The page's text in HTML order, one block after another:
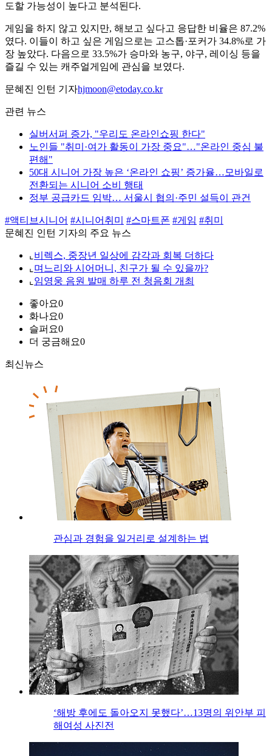
도할 가능성이 높다고 분석된다.
게임을 하지 않고 있지만, 해보고 싶다고 응답한 비율은 87.2%
였다. 이들이 하고 싶은 게임으로는 고스톱·포커가 34.8%로 가
장 높았다. 다음으로 33.5%가 승마와 농구, 야구, 레이싱 등을
즐길 수 있는 캐주얼게임에 관심을 보였다.
문혜진 인턴 기자hjmoon@etoday.co.kr
관련 뉴스
실버서퍼 증가, "우리도 온라인쇼핑 한다"
노인들 "취미·여가 활동이 가장 중요"…"온라인 중심 불
편해"
50대 시니어 가장 높은 ‘온라인 쇼핑’ 증가율…모바일로
전환되는 시니어 소비 행태
정부 공급카드 임박… 서울시 협의·주민 설득이 관건
#액티브시니어 #시니어취미 #스마트폰 #게임 #취미
문혜진 인턴 기자의 주요 뉴스
⌞ 비렉스, 중장년 일상에 감각과 회복 더하다
⌞ 며느리와 시어머니, 친구가 될 수 있을까?
⌞ 임영웅 음원 발매 하루 전 청음회 개최
좋아요0
화나요0
슬퍼요0
더 궁금해요0
최신뉴스
관심과 경험을 일거리로 설계하는 법
‘해방 후에도 돌아오지 못했다’…13명의 위안부 피
해여성 사진전